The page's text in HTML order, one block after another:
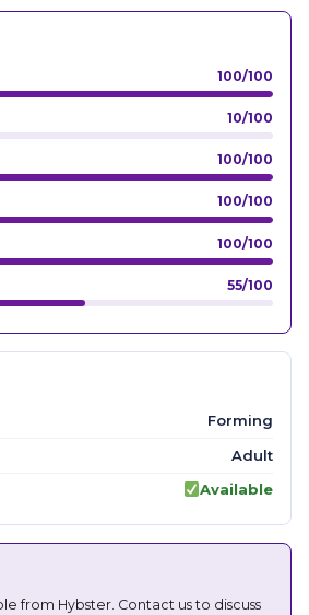
100/100
10/100
100/100
100/100
100/100
55/100
Forming
Adult
Available
from Hybster. Contact us to discuss